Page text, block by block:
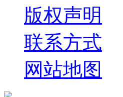
版权声明
联系方式
网站地图